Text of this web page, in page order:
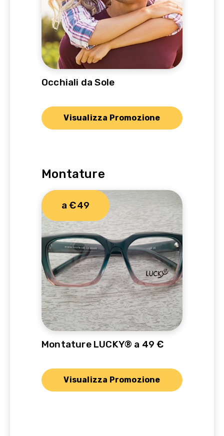
Occhiali da Sole
Visualizza Promozione
Montature
a €49
Montature LUCKY® a 49 €
Visualizza Promozione